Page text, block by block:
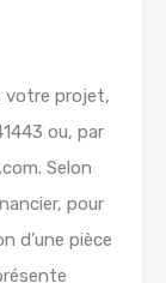
votre projet,
ou, par
Selon
pour
d’une pièce